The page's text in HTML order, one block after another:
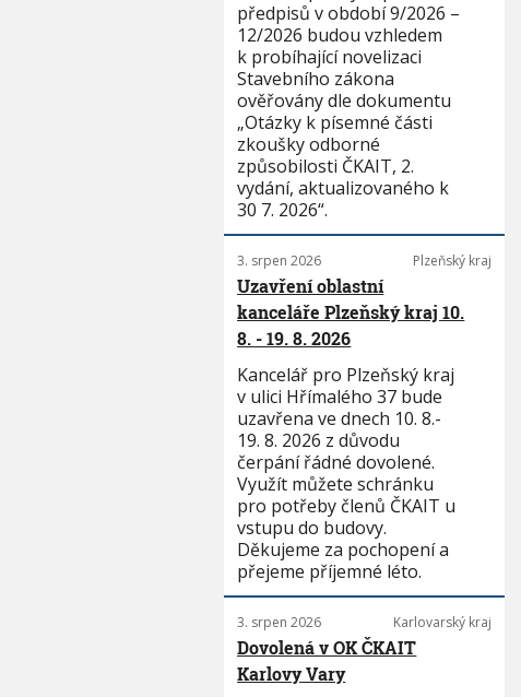
předpisů v období 9/2026 –
12/2026 budou vzhledem
k probíhající novelizaci
Stavebního zákona
ověřovány dle dokumentu
„Otázky k písemné části
zkoušky odborné
způsobilosti ČKAIT, 2.
vydání, aktualizovaného k
30 7. 2026“.
3. srpen 2026 Plzeňský kraj
Uzavření oblastní
kanceláře Plzeňský kraj 10.
8. - 19. 8. 2026
Kancelář pro Plzeňský kraj
v ulici Hřímalého 37 bude
uzavřena ve dnech 10. 8.-
19. 8. 2026 z důvodu
čerpání řádné dovolené.
Využít můžete schránku
pro potřeby členů ČKAIT u
vstupu do budovy.
Děkujeme za pochopení a
přejeme příjemné léto.
3. srpen 2026 Karlovarský kraj
Dovolená v OK ČKAIT
Karlovy Vary